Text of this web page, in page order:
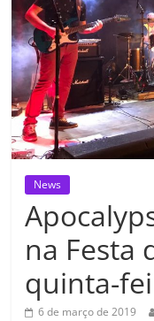
News
na Festa
quinta-
6 de março de 2019